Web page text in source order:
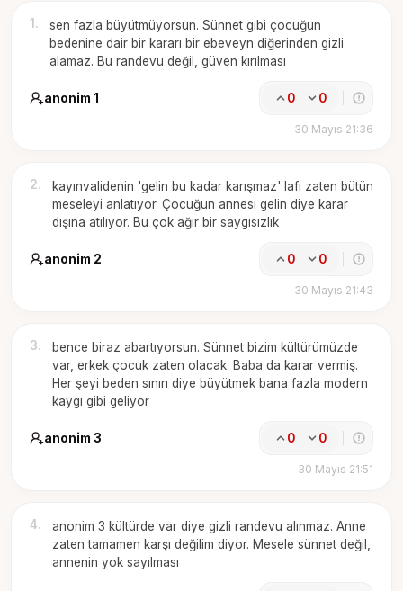
1 .
sen fazla büyütmüyorsun. Sünnet gibi çocuğun
bedenine dair bir kararı bir ebeveyn diğerinden gizli
alamaz. Bu randevu değil, güven kırılması
anonim 1 0 0
30 Mayıs 21:36
2.
kayınvalidenin 'gelin bu kadar karışmaz' lafı zaten bütün
meseleyi anlatıyor. Çocuğun annesi gelin diye karar
dışına atılıyor. Bu çok ağır bir saygısızlık
anonim 2 0 0
30 Mayıs 21:43
3.
bence biraz abartıyorsun. Sünnet bizim kültürümüzde
var, erkek çocuk zaten olacak. Baba da karar vermiş.
Her şeyi beden sınırı diye büyütmek bana fazla modern
kaygı gibi geliyor
anonim 3 0 0
30 Mayıs 21:51
4.
anonim 3 kültürde var diye gizli randevu alınmaz. Anne
zaten tamamen karşı değilim diyor. Mesele sünnet değil,
annenin yok sayılması